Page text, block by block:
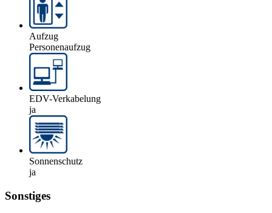
Aufzug
Personenaufzug
EDV-Verkabelung
ja
Sonnenschutz
ja
Sonstiges